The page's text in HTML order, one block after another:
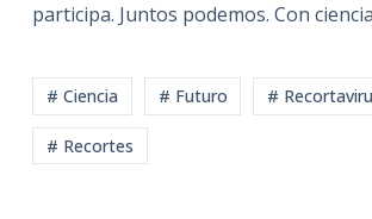
participa. Juntos podemos. Con
# Ciencia # Futuro #
# Recortes